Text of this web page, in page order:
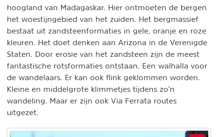
hoogland van Madagaskar. Hier ontmoeten de bergen
het woestijngebied van het zuiden. Het bergmassief
bestaat uit zandsteenformaties in gele, oranje en roze
kleuren. Het doet denken aan Arizona in de Verenigde
Staten. Door erosie van het zandsteen zijn de meest
fantastische rotsformaties ontstaan. Een walhalla voor
de wandelaars. Er kan ook flink geklommen worden.
Kleine en middelgrote klimmetjes tijdens zo'n
wandeling. Maar er zijn ook Via Ferrata routes
uitgezet.